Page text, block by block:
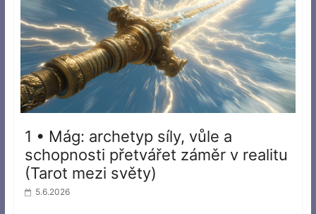
1 • Mág: archetyp síly, vůle a
schopnosti přetvářet záměr v realitu
(Tarot mezi světy)
5.6.2026